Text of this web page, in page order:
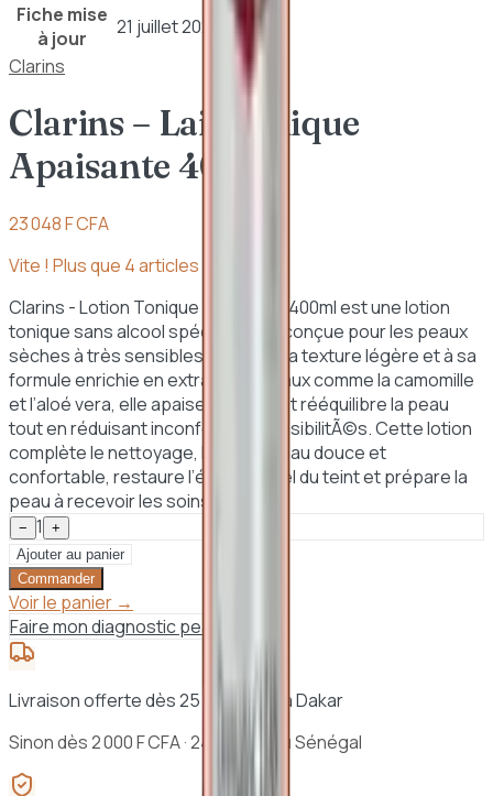
Fiche mise
à jour
21 juillet 2026
Clarins
Clarins – Lait Tonique
Apaisante 400ml
23 048 F CFA
Vite ! Plus que 4articles
Clarins - Lotion Tonique Apaisante 400ml est une lotion
tonique sans alcool spécialement conçue pour les peaux
sèches à très sensibles. Grâce à sa texture légère et à sa
formule enrichie en extraits végétaux comme la camomille
et l’aloé vera, elle apaise, hydrate et rééquilibre la peau
tout en réduisant inconforts et sensibilitÃ©s. Cette lotion
complète le nettoyage, laisse la peau douce et
confortable, restaure l’éclat naturel du teint et prépare la
peau à recevoir les soins suivants.
− 1
+
Ajouter au panier
Commander
Voir le panier →
Faire mon diagnostic peau
Livraison offerte dès 25 000 F CFA à Dakar
Sinon dès 2 000 F CFA · 24h à 48h au Sénégal